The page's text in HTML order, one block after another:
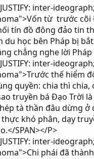
inter-
từ trước
tín đồ đông đảo tin
học bên Pháp bị
chẳng nghe lời
inter-
thế
quyền: chia thì
truyền bá Đạo Trời
tà thần đâu dừng
khó phân, dạy
SPAN></P>
inter-
phái đã